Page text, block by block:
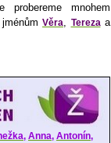
mnohem
Věra, Terezaa
, Anna, Antonín,